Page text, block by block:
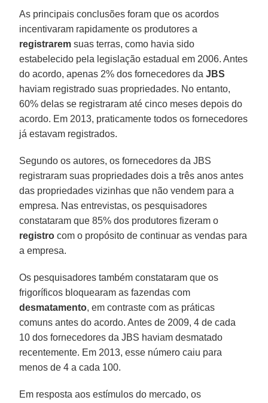
As principais conclusões foram que os acordos
incentivaram rapidamente os produtores a
registrarem suas terras, como havia sido
estabelecido pela legislação estadual em 2006. Antes
do acordo, apenas 2% dos fornecedores daJBS
haviam registrado suas propriedades. No entanto,
60% delas se registraram até cinco meses depois do
acordo. Em 2013, praticamente todos os fornecedores
já estavam registrados.
Segundo os autores, os fornecedores da JBS
registraram suas propriedades dois a três anos antes
das propriedades vizinhas que não vendem para a
empresa. Nas entrevistas, os pesquisadores
constataram que 85% dos produtores fizeram o
registro com o propósito de continuar as vendas para
a empresa.
Os pesquisadores também constataram que os
frigoríficos bloquearam as fazendas com
desmatamento, em contraste com as práticas
comuns antes do acordo. Antes de 2009, 4 de cada
10 dos fornecedores da JBS haviam desmatado
recentemente. Em 2013, esse número caiu para
menos de 4 a cada 100.
Em resposta aos estímulos do mercado, os